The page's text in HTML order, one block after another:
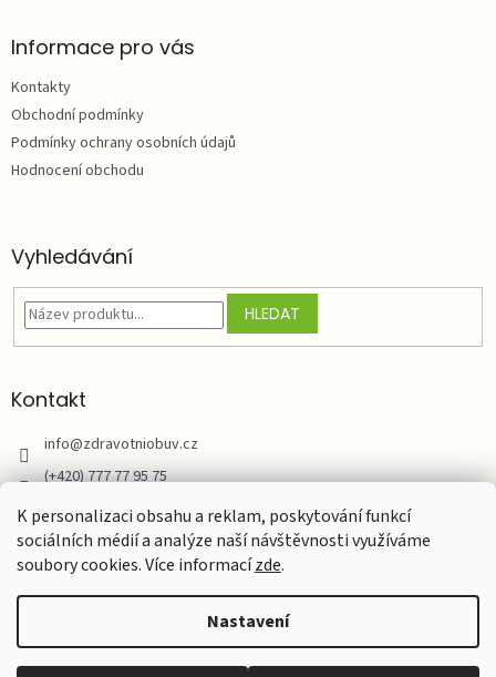
K personalizaci obsahu a reklam, poskytování funkcí
sociálních médií a analýze naší návštěvnosti využíváme
soubory cookies. Více informacízde.
Nastavení
aInformace pro vás
Kontakty
Obchodní podmínky
Podmínky ochrany osobních údajů
Hodnocení obchodu
Vyhledávání
HLEDAT
Kontakt
info@zdravotniobuv.cz
(+420) 777 77 95 75
Zdravotní obuv
Copyright 2026Zdravotní obuv Natur Comfort. Všechna práva